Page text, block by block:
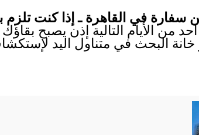
سفارة في القاهرة ـ إذا كنت تلزم
احد من الأيام التالية إذن يصبح
خانة البحث في متناول اليد